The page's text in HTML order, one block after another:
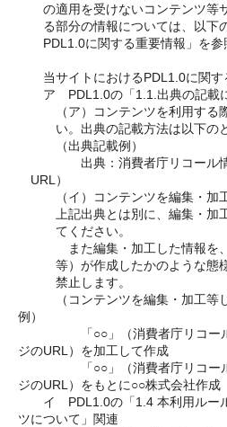
の適用を受けないコンテンツ等
る部分の情報については、以下
PDL1.0に関する重要情報」を参
当サイトにおけるPDL1.0に関す
ア　PDL1.0の「1.1.出典の記載
（ア）コンテンツを利用する
い。出典の記載方法は以下の
（出典記載例）
出典：消費者庁リコール情
URL）
（イ）コンテンツを編集・加
上記出典とは別に、編集・加
てください。
また編集・加工した情報を
等）が作成したかのような態
禁止します。
（コンテンツを編集・加工等し
例）
「○○」（消費者庁リコール情
ジのURL）を加工して作成
「○○」（消費者庁リコール情
ジのURL）をもとに○○株式会社作成
イ　PDL1.0の「1.4 本利用ルー
ツについて」関連